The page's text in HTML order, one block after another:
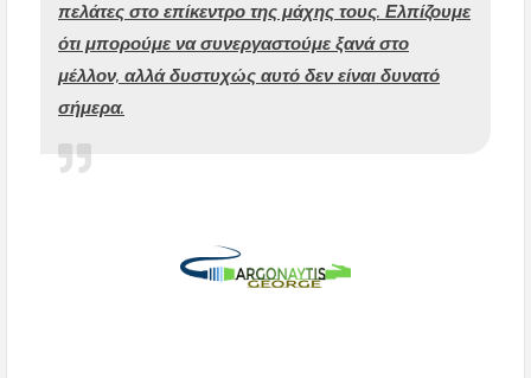
πελάτες στο επίκεντρο της μάχης τους. Ελπίζουμε
ότι μπορούμε να συνεργαστούμε ξανά στο
μέλλον, αλλά δυστυχώς αυτό δεν είναι δυνατό
σήμερα.